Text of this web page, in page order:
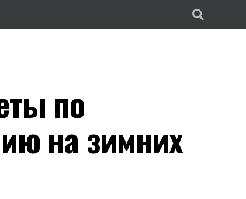
по
на зимних